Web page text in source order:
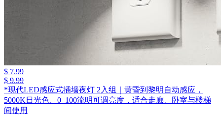
$ 7.99
$ 9.99
*现代LED感应式插墙夜灯 2入组｜黄昏到黎明自动感应，
5000K日光色、0–100流明可调亮度，适合走廊、卧室与楼梯
间使用